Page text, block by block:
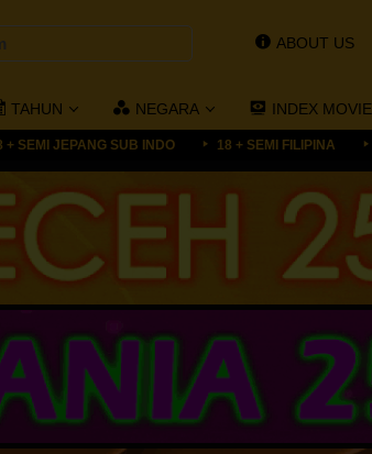
ABOUT US
TAHUN NEGARA INDEX MOVIE
+ SEMI JEPANG SUB INDO 18 + SEMI FILIPINA